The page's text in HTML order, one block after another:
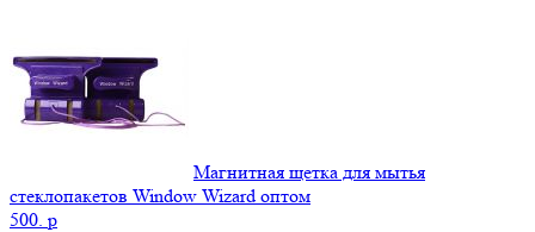
Магнитная щетка для мытья
стеклопакетов Window Wizard оптом
500. p